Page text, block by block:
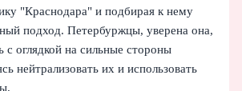
"Краснодара" и подбирая к нему
подход. Петербуржцы, уверена она,
с оглядкой на сильные стороны
нейтрализовать их и использовать